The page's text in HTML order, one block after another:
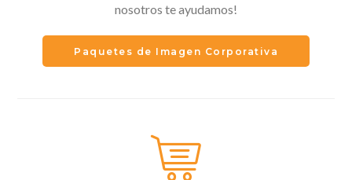
nosotros te ayudamos!
Paquetes de Imagen Corporativa